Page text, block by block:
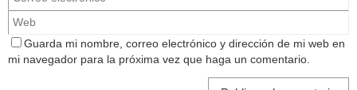
Guarda mi nombre, correo electrónico y dirección de mi web en
mi navegador para la próxima vez que haga un comentario.